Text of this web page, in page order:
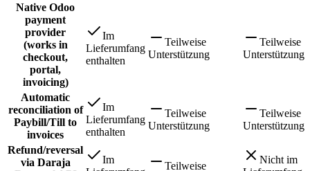
Native Odoo
payment
provider
(works in
checkout,
portal,
invoicing)
Im
Lieferumfang
enthalten
Teilweise
Unterstützung
Teilweise
Unterstützung
Automatic
reconciliation of
Paybill/Till to
invoices
Im
Lieferumfang
enthalten
Teilweise
Unterstützung
Teilweise
Unterstützung
Refund/reversal
via Daraja
Im
Teilweise
Nicht im